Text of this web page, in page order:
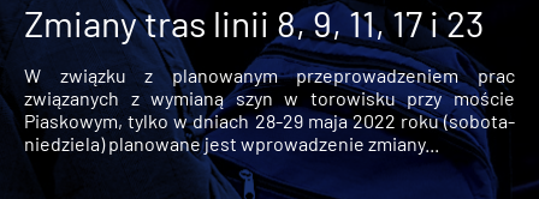
Zmiany tras linii 8, 9, 11, 17 i 23
W związku z planowanym przeprowadzeniem prac
związanych z wymianą szyn w torowisku przy moście
Piaskowym, tylko w dniach 28-29 maja 2022 roku (sobota-
niedziela) planowane jest wprowadzenie zmiany...